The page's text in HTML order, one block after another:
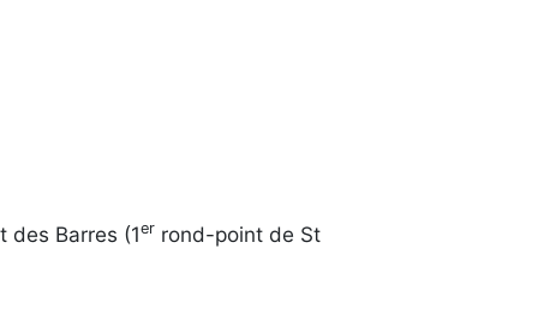
des Barres (1er rond-point de St